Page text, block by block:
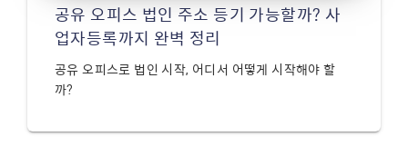
공유 오피스 법인 주소 등기 가능할까? 사
업자등록까지 완벽 정리
공유 오피스로 법인 시작, 어디서 어떻게 시작해야 할
까?